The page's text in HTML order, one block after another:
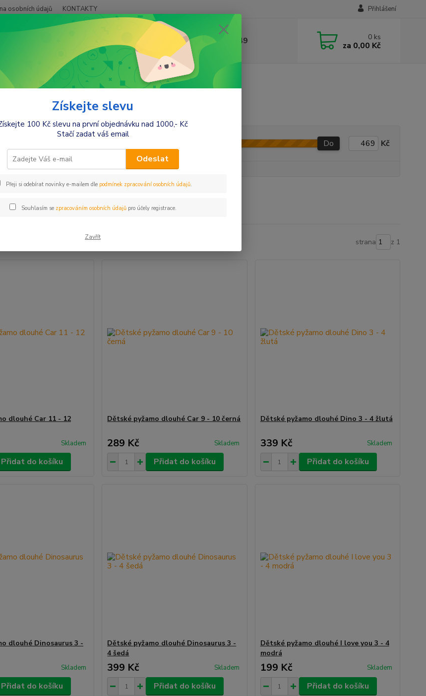
osobních údajů KONTAKTY Přihlášení
+420412384749 0 ks
za 0,00 Kč
Kluci Chlapecká pyžama Chlapecká pyžama s dlouhým rukávem
pyžama s dlouhým rukávem
Do Kč
strana z 1
dlouhé Car 11 - 12
Skladem
Přidat do košíku
Dětské pyžamo dlouhé Car 9 - 10 černá
289 Kč Skladem
Přidat do košíku
Dětské pyžamo dlouhé Dino 3 - 4 žlutá
339 Kč Skladem
Přidat do košíku
dlouhé Dinosaurus 3 -
Skladem
Přidat do košíku
Dětské pyžamo dlouhé Dinosaurus 3 -
4 šedá
399 Kč Skladem
Přidat do košíku
Dětské pyžamo dlouhé I love you 3 - 4
modrá
199 Kč Skladem
Přidat do košíku
Získejte slevu
100 Kč slevu na první objednávku nad 1000,- Kč
Stačí zadat váš email
Odeslat
Přeji si odebírat novinky e-mailem dle podmínek zpracování osobních údajů.
Souhlasím se zpracováním osobních údajůpro účely registrace.
Zavřít